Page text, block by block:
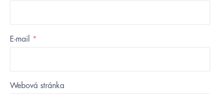
E-mail *
Webová stránka